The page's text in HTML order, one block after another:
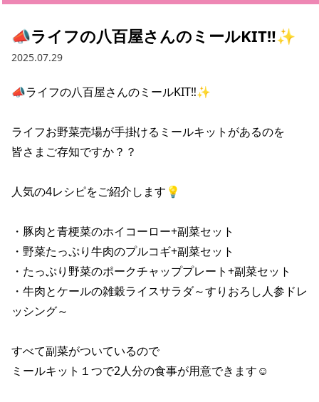
📣ライフの八百屋さんのミールKIT‼✨
2025.07.29
📣ライフの八百屋さんのミールKIT‼✨
ライフお野菜売場が手掛けるミールキットがあるのを
皆さまご存知ですか？？
人気の4レシピをご紹介します💡
・豚肉と青梗菜のホイコーロー+副菜セット
・野菜たっぷり牛肉のプルコギ+副菜セット
・たっぷり野菜のポークチャッププレート+副菜セット
・牛肉とケールの雑穀ライスサラダ～すりおろし人参ドレ
ッシング～
すべて副菜がついているので
ミールキット１つで2人分の食事が用意できます☺